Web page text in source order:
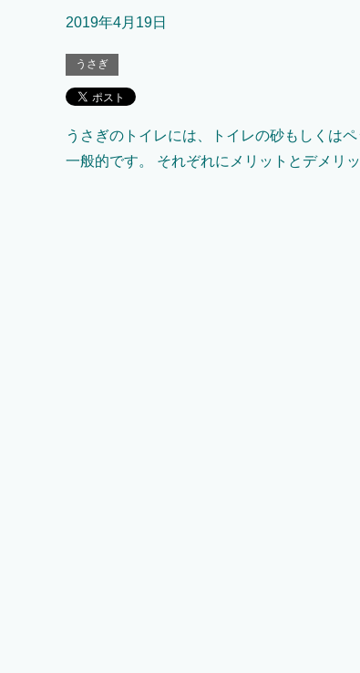
2019年4月19日
うさぎ
うさぎのトイレには、トイレの砂もしくは
一般的です。 それぞれにメリットとデメリ